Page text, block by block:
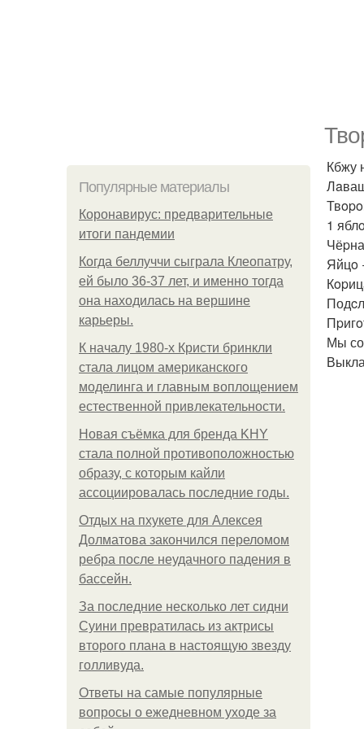
Популярные материалы
Коронавирус: предварительные
итоги пандемии
Когда беллуччи сыграла Клеопатру,
ей было 36-37 лет, и именно тогда
она находилась на вершине
карьеры.
К началу 1980-х Кристи бринкли
стала лицом американского
моделинга и главным воплощением
естественной привлекательности.
Новая съёмка для бренда KHY
стала полной противоположностью
образу, с которым кайли
ассоциировалась последние годы.
Отдых на пхукете для Алексея
Долматова закончился переломом
ребра после неудачного падения в
бассейн.
За последние несколько лет сидни
Суини превратилась из актрисы
второго плана в настоящую звезду
голливуда.
Ответы на самые популярные
вопросы о ежедневном уходе за
Кбжу
1
Яйцo
Мы